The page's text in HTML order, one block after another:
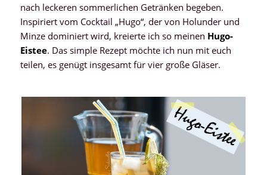
nach leckeren sommerlichen Getränken begeben.
Inspiriert vom Cocktail „Hugo“, der von Holunder und
Minze dominiert wird, kreierte ich so meinen Hugo-
Eistee. Das simple Rezept möchte ich nun mit euch
teilen, es genügt insgesamt für vier große Gläser.